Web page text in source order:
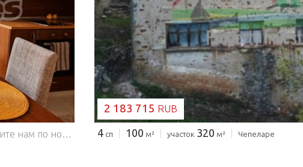
Для получения дополнительной информации звоните нам по номерам ... или 02 425 68 46 и укажите номер недвижимости: Sml 90840. Ответственный брокер: адвокат. Мы предлагаем на продажу просторную и полностью меблированную студию в закрытом комплексе Лаки Пампорово, расположенном в самом сердце одного из самых популярных горных курортов Болгарии — Пампорово. Окружённый величественными Родопскими горами, комплекс предлагает спокойствие, свежий воздух и отличные условия для отдыха и спорта в любое время года. Квартира расположена на третьем этаже и занимает общую площадь 52,86 кв. м (чистая площадь 44,38 кв. м и 8,48 кв. м общих частей). Пространство функционально организовано и включает: светлую гостиную с мини-кухней и спальной зоной; ванная с туалетом; Балкон, откуда можно насладиться спокойствием и свежим горным воздухом. Студия выставлена на продажу полностью меблированной и оборудованной, готовой к немедленному использованию или аренды. Интерьер практичный и уютный, создавая комфортную атмосферу для отдыха в любое время года. Квартира отделана: столярными изделиями из ПВХ; паркетное покрытие; каминные и электрические радиаторы для отопления; Проводка для Интернета и ТВ. Комплекс Лаки Пампорово предлагает: круглосуточную охрану; барбекю; Красиво оформленный сад с детской площадкой и часовней. Здание находится в собственности кондоминиума, годовой взнос за управление и обслуживание составляет 300 евро / 586,74 лева, а взнос в Фонд Remont составляет 60 евро / 117,34 лева. Пампорово — один из самых солнечных зимних курортов Европы и предлагает отличные условия для катания на лыжах, сноуборде, маунтинбайке, пеших прогулок и спа-отдыха. Благодаря круглогодичному туристическому потоку, эта недвижимость является отличным выбором как для личного пользования, так и для инвестиций, с потенциалом хорошей прибыльности за счёт краткосрочной и долгосрочной аренды. Если вы ищете готовую недвижимость для отдыха на живописной природе Родопских гор, сочетающую комфорт и отличный инвестиционный подход, эта студия заслуживает вашего внимания. Мы можем организовать осмотр недвижимости согласно нашему расписанию и возможностям доступа. Выразите желание провести просмотр, связавшись с брокером, ответственным за предложение, по электронной почте или телефону. Резервирование недвижимости Объект может быть зарезервирован и снят с продажи с оплатой залога, после чего осмотры с другими покупателями прекращаются и подготовка документов для заключения предварительного и
ЗАГРУЗКА...
2 183 715 RUB
4сп 100 м² участок 320 м² Чепеларе